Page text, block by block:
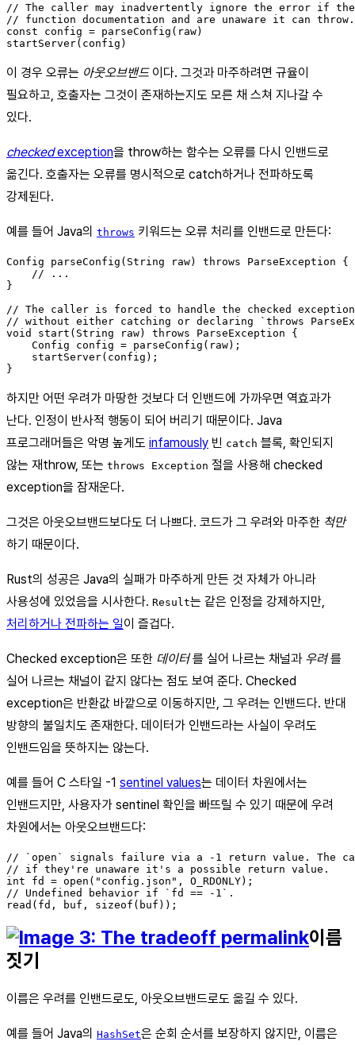
// The caller may inadvertently ignore the error if
// function documentation and are unaware it can throw.
const config = parseConfig(raw)
이 경우 오류는 아웃오브밴드이다. 그것과 마주하려면 규율이
필요하고, 호출자는 그것이 존재하는지도 모른 채 스쳐 지나갈 수
있다.
checkedexception을 throw하는 함수는 오류를 다시 인밴드로
옮긴다. 호출자는 오류를 명시적으로 catch하거나 전파하도록
강제된다.
예를 들어 Java의 throws 키워드는 오류 처리를 인밴드로 만든다:
Config parseConfig(String raw) throws ParseException {
    // ...
}
// The caller is forced to handle the checked
// without either catching or declaring `throws
void start(String raw) throws ParseException {
    Config config = parseConfig(raw);
    startServer(config);
하지만 어떤 우려가 마땅한 것보다 더 인밴드에 가까우면 역효과가
난다. 인정이 반사적 행동이 되어 버리기 때문이다. Java
프로그래머들은 악명 높게도 infamously 빈 catch 블록, 확인되지
않는 재throw, 또는 throws Exception 절을 사용해 checked
exception을 잠재운다.
그것은 아웃오브밴드보다도 더 나쁘다. 코드가 그 우려와 마주한 척만
하기 때문이다.
Rust의 성공은 Java의 실패가 마주하게 만든 것 자체가 아니라
사용성에 있었음을 시사한다. Result는 같은 인정을 강제하지만,
처리하거나 전파하는 일이 즐겁다.
Checked exception은 또한 데이터를 실어 나르는 채널과 우려를
실어 나르는 채널이 같지 않다는 점도 보여 준다. Checked
exception은 반환값 바깥으로 이동하지만, 그 우려는 인밴드다. 반대
방향의 불일치도 존재한다. 데이터가 인밴드라는 사실이 우려도
인밴드임을 뜻하지는 않는다.
예를 들어 C 스타일 -1 sentinel values는 데이터 차원에서는
인밴드지만, 사용자가 sentinel 확인을 빠뜨릴 수 있기 때문에 우려
차원에서는 아웃오브밴드다:
// `open` signals failure via a -1 return value. The
// if they're unaware it's a possible return value.
int fd = open("config.json", O_RDONLY);
// Undefined behavior if `fd == -1`.
이름
짓기
이름은 우려를 인밴드로도, 아웃오브밴드로도 옮길 수 있다.
예를 들어 Java의 HashSet은 순회 순서를 보장하지 않지만, 이름은